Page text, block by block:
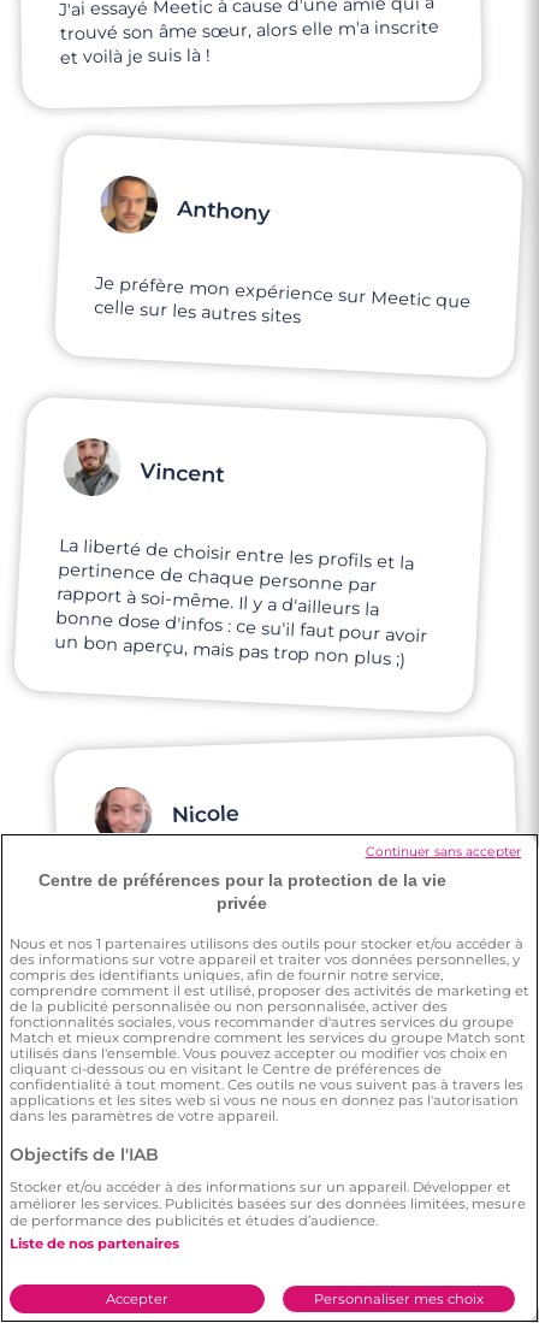
J'ai essayé Meetic à cause d'une amie qui a
trouvé son âme sœur, alors elle m'a inscrite
et voilà je suis là !
Anthony
Je préfère mon expérience sur Meetic que
celle sur les autres sites
Vincent
La liberté de choisir entre les profils et la
pertinence de chaque personne par
rapport à soi-même. Il y a d'ailleurs la
bonne dose d'infos : ce su'il faut pour avoir
un bon aperçu, mais pas trop non plus ;)
Nicole
J'étais célibataire et j'ai pris la décision de
m'inscrire sur Meetic. Cela a changé du
tout au tout, je pouvais parler avec des
personnes respectueuses. Cela m'a mise en
confiance, je me sens maintenant prête
pour une nouvelle vie.
Julie
J'avais envie de me lancer dans la
recherche d'une belle personne. J'ai de
bons retours de mes amis sur les sites mais
j'ai de très mauvaises expériences sur
d'autres sites. Je voulais tester Meetic,
comme une dernière chance aux
Centre de préférences pour la protection de la vie
privée
Nous et nos 1 partenaires utilisons des outils pour stocker et/ou accéder à
des informations sur votre appareil et traiter vos données personnelles, y
compris des identifiants uniques, afin de fournir notre service,
comprendre comment il est utilisé, proposer des activités de marketing et
de la publicité personnalisée ou non personnalisée, activer des
fonctionnalités sociales, vous recommander d'autres services du groupe
Match et mieux comprendre comment les services du groupe Match sont
utilisés dans l'ensemble. Vous pouvez accepter ou modifier vos choix en
cliquant ci-dessous ou en visitant le Centre de préférences de
confidentialité à tout moment. Ces outils ne vous suivent pas à travers les
applications et les sites web si vous ne nous en donnez pas l'autorisation
dans les paramètres de votre appareil.
Objectifs de l'IAB
Stocker et/ou accéder à des informations sur un appareil. Développer et
améliorer les services. Publicités basées sur des données limitées, mesure
de performance des publicités et études d’audience.
Liste de nos partenaires
Personnaliser mes choix
Accepter
Continuer sans accepter